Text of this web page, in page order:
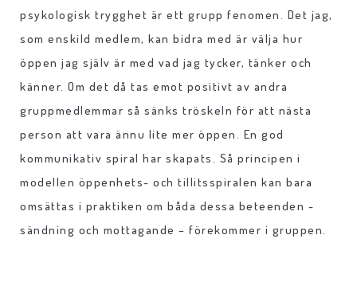
psykologisk trygghet är ett grupp fenomen. Det jag,
som enskild medlem, kan bidra med är välja hur
öppen jag själv är med vad jag tycker, tänker och
känner. Om det då tas emot positivt av andra
gruppmedlemmar så sänks tröskeln för att nästa
person att vara ännu lite mer öppen. En god
kommunikativ spiral har skapats. Så principen i
modellen öppenhets- och tillitsspiralen kan bara
omsättas i praktiken om båda dessa beteenden -
sändning och mottagande – förekommer i gruppen.